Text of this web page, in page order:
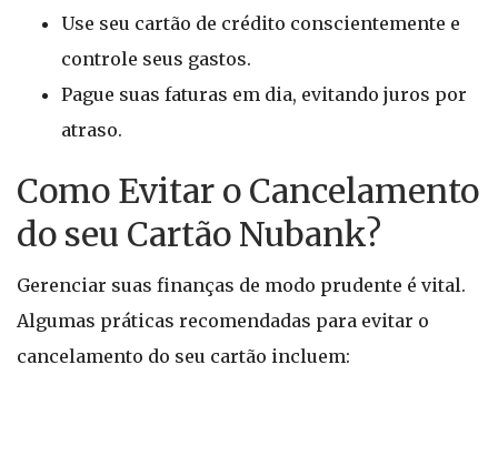
Use seu cartão de crédito conscientemente e
controle seus gastos.
Pague suas faturas em dia, evitando juros por
atraso.
Como Evitar o Cancelamento
do seu Cartão Nubank?
Gerenciar suas finanças de modo prudente é vital.
Algumas práticas recomendadas para evitar o
cancelamento do seu cartão incluem: